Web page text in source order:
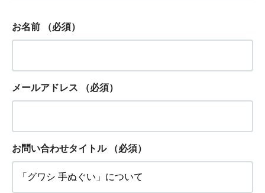
お名前 （必須）
メールアドレス （必須）
お問い合わせタイトル （必須）